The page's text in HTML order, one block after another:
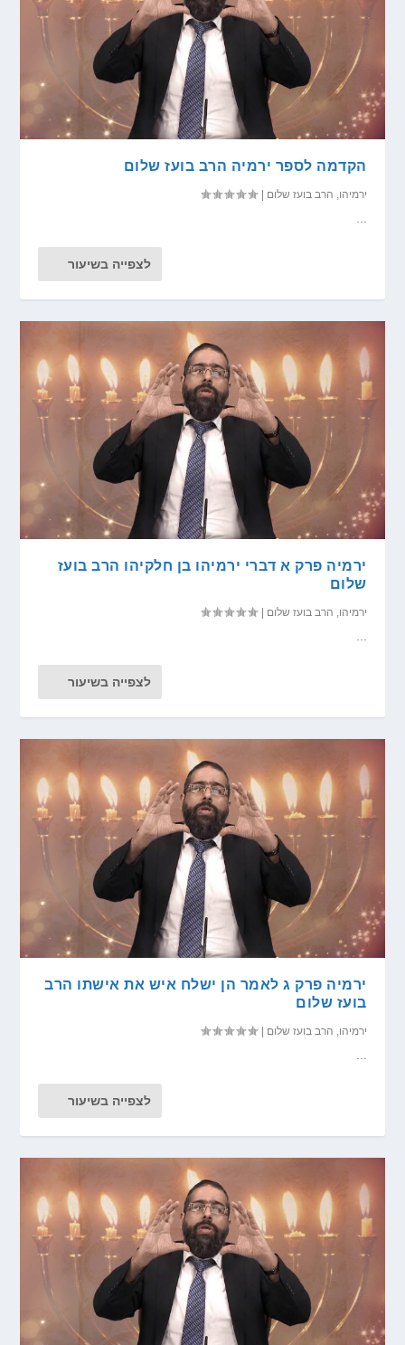
הקדמה לספר ירמיה הרב בועז שלום
ירמיהו הרב בועז שלום |
לצפייה בשיעור
ירמיה פרק א דברי ירמיהו בן חלקיהו הרב בועז
שלום
ירמיהו, הרב בועז שלום |
...
לצפייה בשיעור
ירמיה פרק ג לאמר הן ישלח איש את אישתו הרב
בועז שלום
ירמיהו, הרב בועז שלום |
לצפייה בשיעור